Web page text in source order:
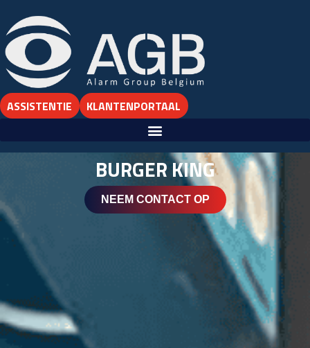
ASSISTENTIE KLANTENPORTAAL
BURGER KING
NEEM CONTACT OP